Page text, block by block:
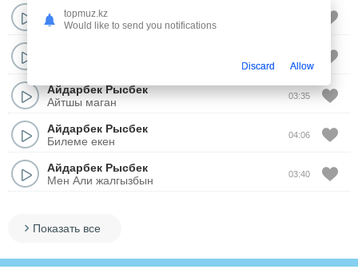
Айдарбек Рысбек
Алга, Казакстан!
Айдарбек Рысбек
Айтшы маган
03:35
Айдарбек Рысбек
Билеме екен
04:06
Айдарбек Рысбек
Мен Али жалгызбын
03:40
Показать все
topmuz.kz
Would like to send you notifications
Discard Allow